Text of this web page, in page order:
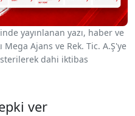
yayınlanan yazı, haber ve
Ajans ve Rek. Tic. A.Ş'ye
dahi iktibas
ver